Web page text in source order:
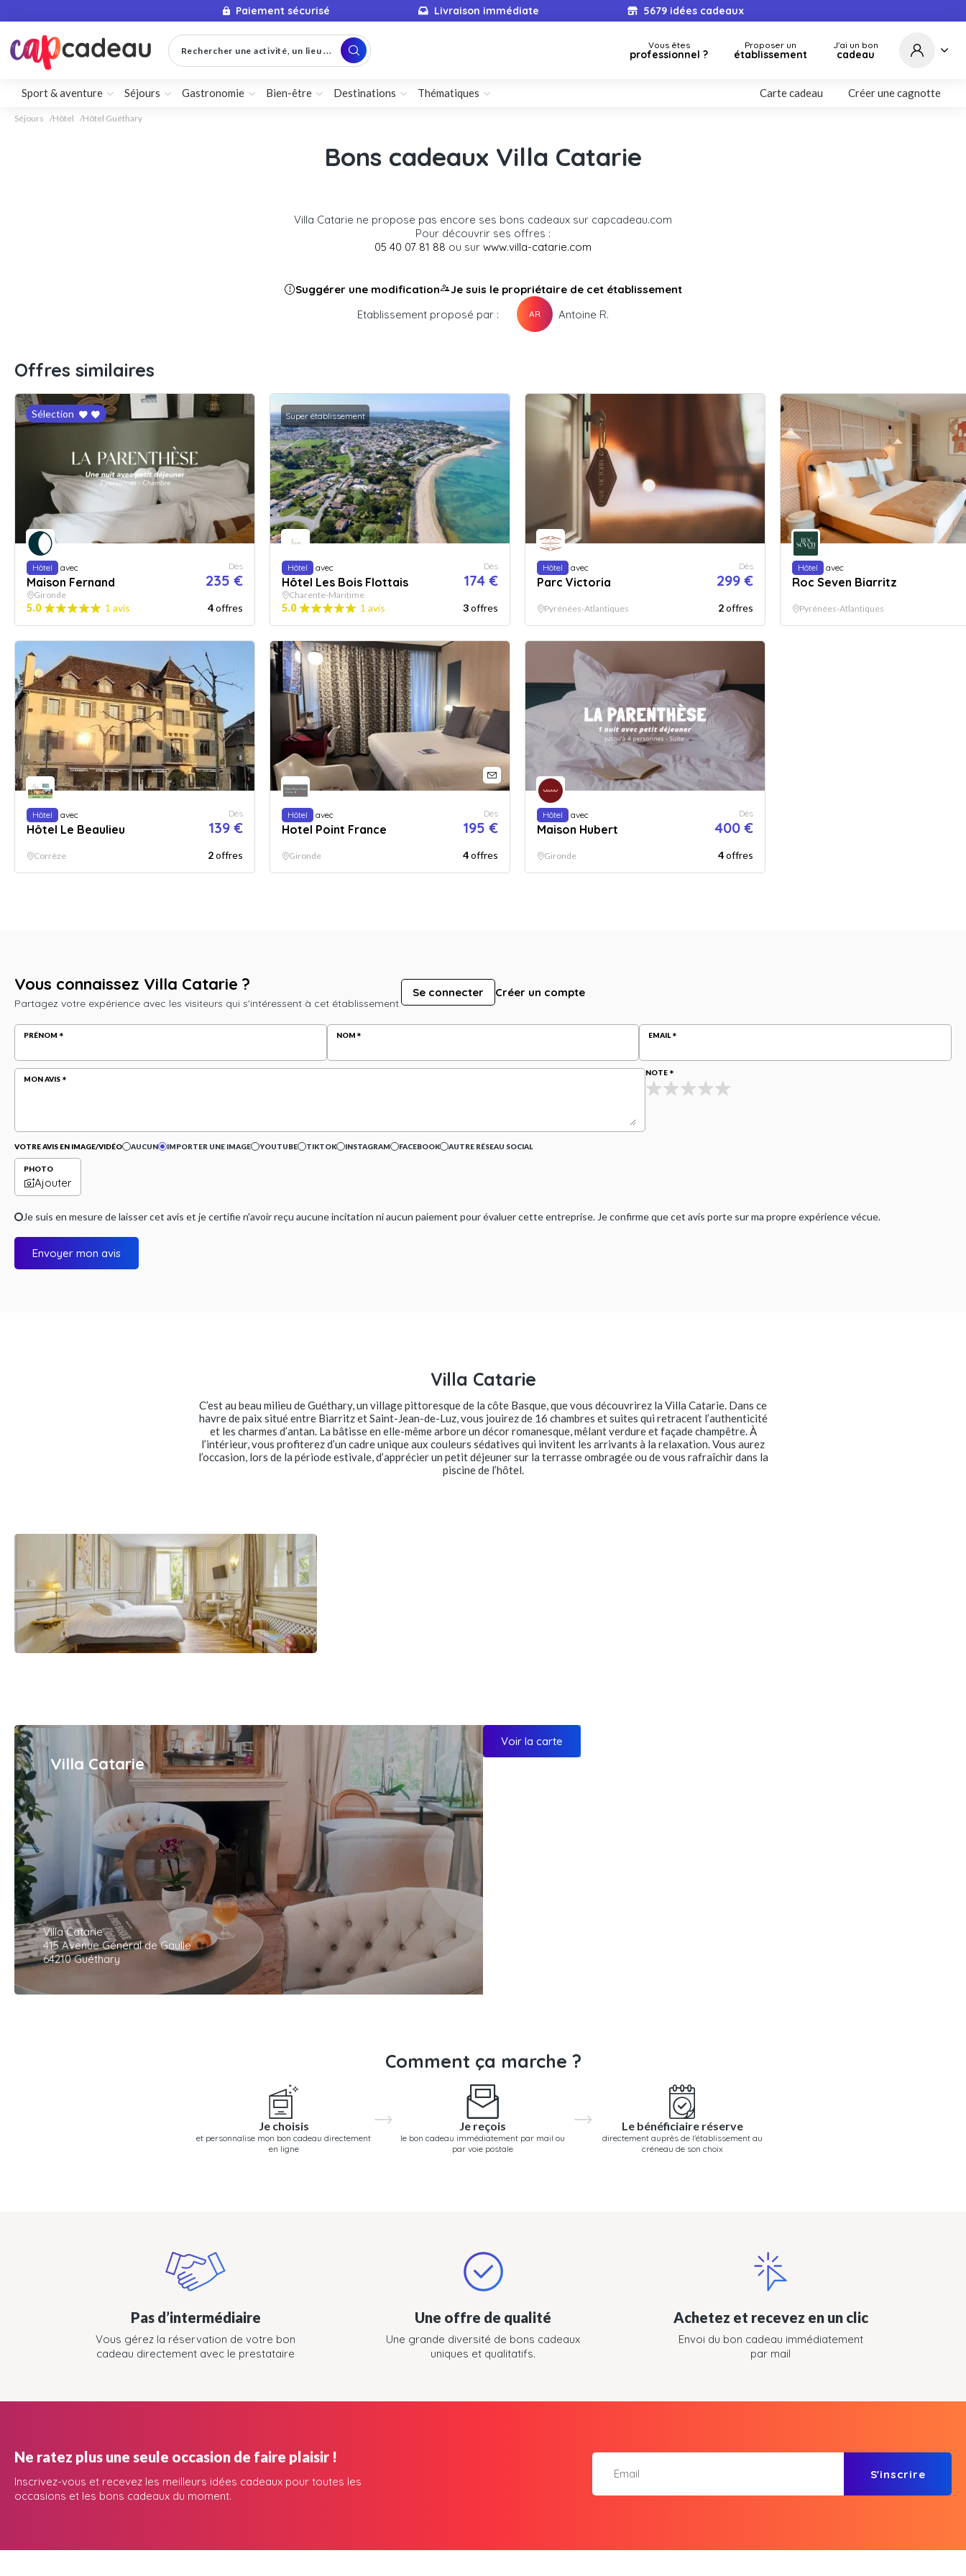
Paiement sécurisé Livraison immédiate 5679 idées cadeaux
Rechercher une activité, un lieu ... Vous êtes
professionnel ?
Proposer un
établissement
J'ai un bon
cadeau
Sport & aventure Séjours Gastronomie Bien-être Destinations Thématiques Carte cadeau Créer une cagnotte
Séjours Hôtel Hôtel Guéthary
Bons cadeaux Villa Catarie
Villa Catarie ne propose pas encore ses bons cadeaux sur capcadeau.com
Pour découvrir ses offres :
05 40 07 81 88 ou sur www.villa-catarie.com
Suggérer une modification
Je suis le propriétaire de cet établissement
Etablissement proposé par :
AR Antoine R.
Offres similaires
Sélection
Hôtel avec
Maison Fernand
Dès
235 €
Gironde
5.0 1 avis 4offres
Super établissement
Hôtel avec
Hôtel Les Bois Flottais
Dès
174 €
Charente-Maritime
5.0 1 avis 3offres
Hôtel avec
Parc Victoria
Dès
299 €
Pyrénées-Atlantiques 2offres
Hôtel avec
Roc Seven Biarritz
Pyrénées-Atlantiques
Hôtel avec
Hôtel Le Beaulieu
Dès
139 €
Corrèze 2offres
Hôtel avec
Hotel Point France
Dès
195 €
Gironde 4offres
Hôtel avec
Maison Hubert
Dès
400 €
Gironde 4offres
Vous connaissez Villa Catarie ?
Partagez votre expérience avec les visiteurs qui s'intéressent à cet établissement.
Se connecter Créer un compte
PRÉNOM NOM EMAIL
MON AVIS
NOTE
VOTRE AVIS EN IMAGE/VIDÉO AUCUN IMPORTER UNE IMAGE YOUTUBE TIKTOK INSTAGRAM FACEBOOK AUTRE RÉSEAU SOCIAL
PHOTO
Ajouter
Je suis en mesure de laisser cet avis et je certifie n'avoir reçu aucune incitation ni aucun paiement pour évaluer cette entreprise. Je confirme que cet avis porte sur ma propre expérience vécue.
Envoyer mon avis
Villa Catarie
C’est au beau milieu de Guéthary, un village pittoresque de la côte Basque, que vous découvrirez la Villa Catarie. Dans ce
havre de paix situé entre Biarritz et Saint-Jean-de-Luz, vous jouirez de 16 chambres et suites qui retracent l’authenticité
et les charmes d’antan. La bâtisse en elle-même arbore un décor romanesque, mêlant verdure et façade champêtre. À
l’intérieur, vous profiterez d’un cadre unique aux couleurs sédatives qui invitent les arrivants à la relaxation. Vous aurez
l’occasion, lors de la période estivale, d’apprécier un petit déjeuner sur la terrasse ombragée ou de vous rafraîchir dans la
piscine de l’hôtel.
Villa Catarie
Villa Catarie
415 Avenue Général de Gaulle
64210 Guéthary
Voir la carte
Comment ça marche ?
Je choisis
et personnalise mon bon cadeau directement
en ligne
Je reçois
le bon cadeau immédiatement par mail ou
par voie postale
Le bénéficiaire réserve
directement auprès de l'établissement au
créneau de son choix
Pas d’intermédiaire
Vous gérez la réservation de votre bon
cadeau directement avec le prestataire
Une offre de qualité
Une grande diversité de bons cadeaux
uniques et qualitatifs.
Achetez et recevez en un clic
Envoi du bon cadeau immédiatement
par mail
Ne ratez plus une seule occasion de faire plaisir !
Inscrivez-vous et recevez les meilleurs idées cadeaux pour toutes les
occasions et les bons cadeaux du moment.
S'inscrire